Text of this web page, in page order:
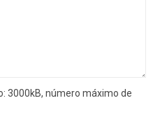
3000kB, número máximo de